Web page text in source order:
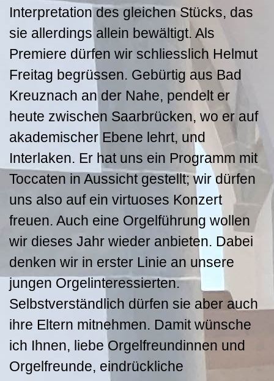
Interpretation des gleichen Stücks, das
sie allerdings allein bewältigt. Als
Premiere dürfen wir schliesslich Helmut
Freitag begrüssen. Gebürtig aus Bad
Kreuznach an der Nahe, pendelt er
heute zwischen Saarbrücken, wo er auf
akademischer Ebene lehrt, und
Interlaken. Er hat uns ein Programm mit
Toccaten in Aussicht gestellt; wir dürfen
uns also auf ein virtuoses Konzert
freuen. Auch eine Orgelführung wollen
wir dieses Jahr wieder anbieten. Dabei
denken wir in erster Linie an unsere
jungen Orgelinteressierten.
Selbstverständlich dürfen sie aber auch
ihre Eltern mitnehmen. Damit wünsche
ich Ihnen, liebe Orgelfreundinnen und
Orgelfreunde, eindrückliche